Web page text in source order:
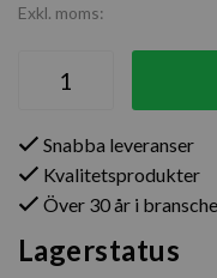
Exkl. moms:
Snabba leveranser
Kvalitetsprodukter
Över 30 år i
Lagerstatus